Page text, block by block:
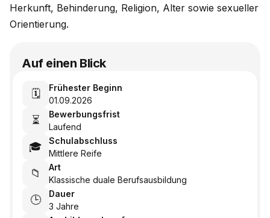
Herkunft, Behinderung, Religion, Alter sowie sexueller
Orientierung.
Auf einen Blick
🗓️
Frühester Beginn
01.09.2026
⏳
Bewerbungsfrist
Laufend
🎓
Schulabschluss
Mittlere Reife
📁
Art
Klassische duale Berufsausbildung
🕒
Dauer
3 Jahre